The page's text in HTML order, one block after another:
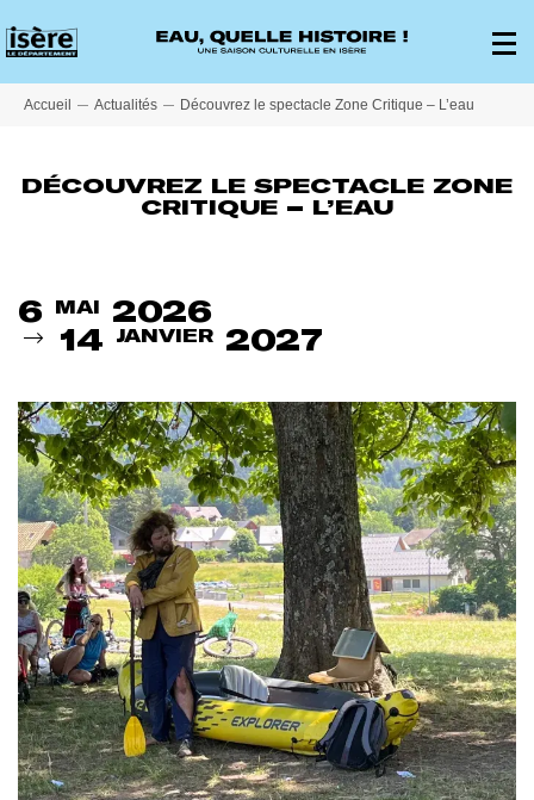
le
Accueil
Actualités Découvrez le spectacle Zone Critique – L’eau
DÉCOUVREZ LE SPECTACLE ZONE
CRITIQUE – L’EAU
6
MAI
2026
14
JANVIER 2027